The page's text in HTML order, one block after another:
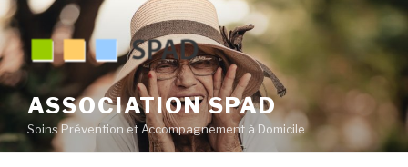
Aller
au
contenu
principal
ASSOCIATION SPAD
Soins Prévention et Accompagnement à Domicile